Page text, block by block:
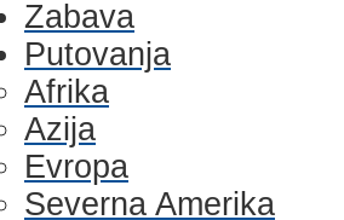
Zabava
Putovanja
Afrika
Azija
Evropa
Severna Amerika